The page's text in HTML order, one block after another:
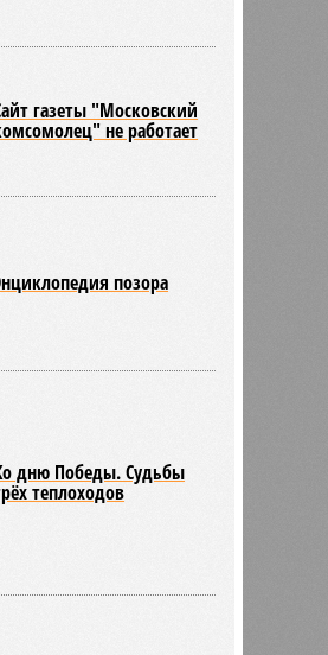
газеты "Московский
не работает
позора
дню Победы. Судьбы
теплоходов